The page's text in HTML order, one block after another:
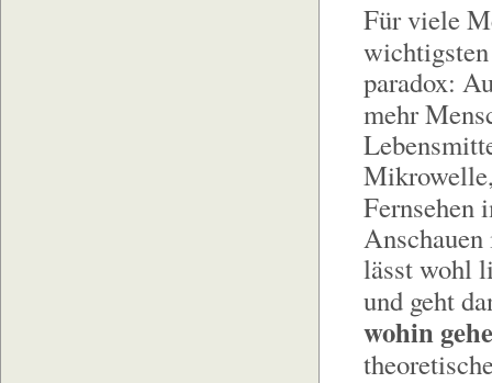
Für viele
paradox:
mehr
Fernsehen
lässt wohl
und geht
wohin